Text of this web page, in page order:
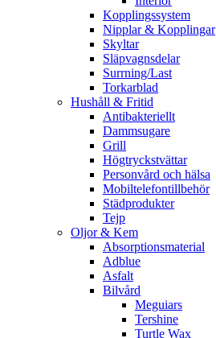
Kopplingssystem
Nipplar & Kopplingar
Skyltar
Släpvagnsdelar
Surrning/Last
Torkarblad
Hushåll & Fritid
Antibakteriellt​
Dammsugare
Grill
Högtryckstvättar
Personvård och hälsa
Mobiltelefontillbehör
Städprodukter
Tejp
Oljor & Kem
Absorptionsmaterial
Adblue
Asfalt
Bilvård
Meguiars
Tershine
Turtle Wax